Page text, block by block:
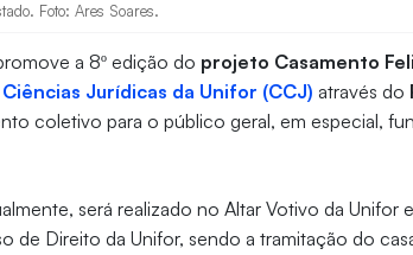
Foto: Ares Soares.
a 8º edição do projeto Casamento
Jurídicas da Unifor (CCJ) através do
coletivo para o público geral, em especial,
será realizado no Altar Votivo da Unifor
de Direito da Unifor, sendo a tramitação do